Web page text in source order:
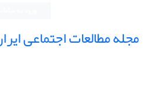
مجله مطالعات اجتماعی